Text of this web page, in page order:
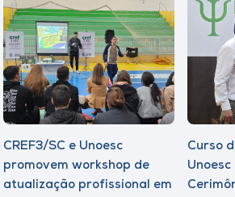
CREF3/SC e Unoesc
promovem workshop de
atualização profissional em
Curso